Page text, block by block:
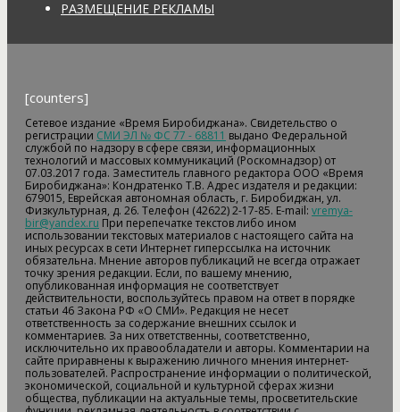
РАЗМЕЩЕНИЕ РЕКЛАМЫ
[counters]
Сетевое издание «Время Биробиджана». Свидетельство о
регистрации СМИ ЭЛ № ФС 77 - 68811 выдано Федеральной
службой по надзору в сфере связи, информационных
технологий и массовых коммуникаций (Роскомнадзор) от
07.03.2017 года. Заместитель главного редактора ООО «Время
Биробиджана»: Кондратенко Т.В. Адрес издателя и редакции:
679015, Еврейская автономная область, г. Биробиджан, ул.
Физкультурная, д. 26. Телефон (42622) 2-17-85. E-mail: vremya-
bir@yandex.ru При перепечатке текстов либо ином
использовании текстовых материалов с настоящего сайта на
иных ресурсах в сети Интернет гиперссылка на источник
обязательна. Мнение авторов публикаций не всегда отражает
точку зрения редакции. Если, по вашему мнению,
опубликованная информация не соответствует
действительности, воспользуйтесь правом на ответ в порядке
статьи 46 Закона РФ «О СМИ». Редакция не несет
ответственность за содержание внешних ссылок и
комментариев. За них ответственны, соответственно,
исключительно их правообладатели и авторы. Комментарии на
сайте приравнены к выражению личного мнения интернет-
пользователей. Распространение информации о политической,
экономической, социальной и культурной сферах жизни
общества, публикации на актуальные темы, просветительские